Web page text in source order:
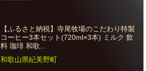
【ふるさと納税】寺尾牧場のこだわり特製
コーヒー3本セット(720ml×3本) ミルク 飲
料 珈琲 和歌...
和歌山県紀美野町